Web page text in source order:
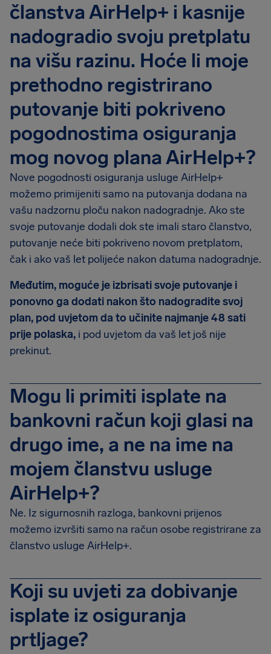
članstva AirHelp+ i kasnije
nadogradio svoju pretplatu
na višu razinu. Hoće li moje
prethodno registrirano
putovanje biti pokriveno
pogodnostima osiguranja
mog novog plana AirHelp+?
Nove pogodnosti osiguranja usluge AirHelp+
možemo primijeniti samo na putovanja dodana na
vašu nadzornu ploču nakon nadogradnje. Ako ste
svoje putovanje dodali dok ste imali staro članstvo,
putovanje neće biti pokriveno novom pretplatom,
čak i ako vaš let polijeće nakon datuma nadogradnje.
Međutim, moguće je izbrisati svoje putovanje i
ponovno ga dodati nakon što nadogradite svoj
plan, pod uvjetom da to učinite najmanje 48 sati
prije polaska, i pod uvjetom da vaš let još nije
prekinut.
Mogu li primiti isplate na
bankovni račun koji glasi na
drugo ime, a ne na ime na
mojem članstvu usluge
AirHelp+?
Ne. Iz sigurnosnih razloga, bankovni prijenos
možemo izvršiti samo na račun osobe registrirane za
članstvo usluge AirHelp+.
Koji su uvjeti za dobivanje
isplate iz osiguranja
prtljage?